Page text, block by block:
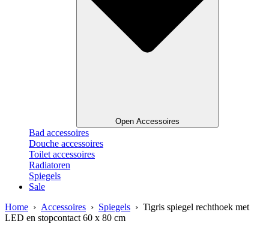
Open Accessoires
Bad accessoires
Douche accessoires
Toilet accessoires
Radiatoren
Spiegels
Sale
Home › Accessoires › Spiegels › Tigris spiegel rechthoek met
LED en stopcontact 60 x 80 cm